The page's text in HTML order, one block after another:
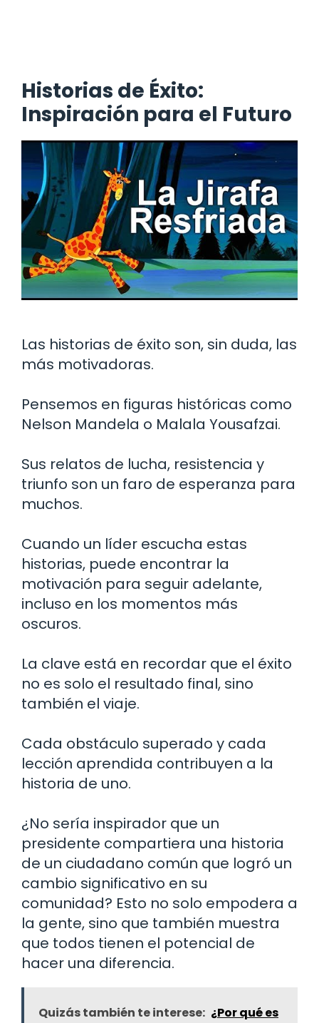
Historias de Éxito:
Inspiración para el Futuro
Las historias de éxito son, sin duda, las
más motivadoras.
Pensemos en figuras históricas como
Nelson Mandela o Malala Yousafzai.
Sus relatos de lucha, resistencia y
triunfo son un faro de esperanza para
muchos.
Cuando un líder escucha estas
historias, puede encontrar la
motivación para seguir adelante,
incluso en los momentos más
oscuros.
La clave está en recordar que el éxito
no es solo el resultado final, sino
también el viaje.
Cada obstáculo superado y cada
lección aprendida contribuyen a la
historia de uno.
¿No sería inspirador que un
presidente compartiera una historia
de un ciudadano común que logró un
cambio significativo en su
comunidad? Esto no solo empodera a
la gente, sino que también muestra
que todos tienen el potencial de
hacer una diferencia.
Quizás también te interese: ¿Por qué es